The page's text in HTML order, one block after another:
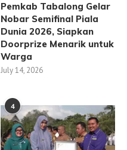
Pemkab Tabalong Gelar
Nobar Semifinal Piala
Dunia 2026, Siapkan
Doorprize Menarik untuk
Warga
July 14, 2026
4